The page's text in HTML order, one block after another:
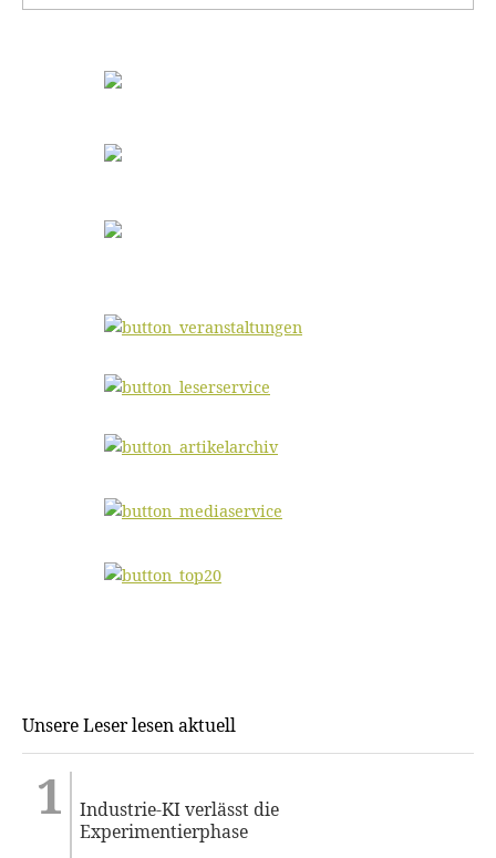
Unsere Leser lesen aktuell
Industrie-KI verlässt die
Experimentierphase